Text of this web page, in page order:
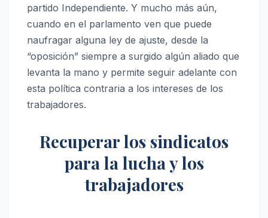
partido Independiente. Y mucho más aún,
cuando en el parlamento ven que puede
naufragar alguna ley de ajuste, desde la
“oposición” siempre a surgido algún aliado que
levanta la mano y permite seguir adelante con
esta política contraria a los intereses de los
trabajadores.
Recuperar los sindicatos
para la lucha y los
trabajadores